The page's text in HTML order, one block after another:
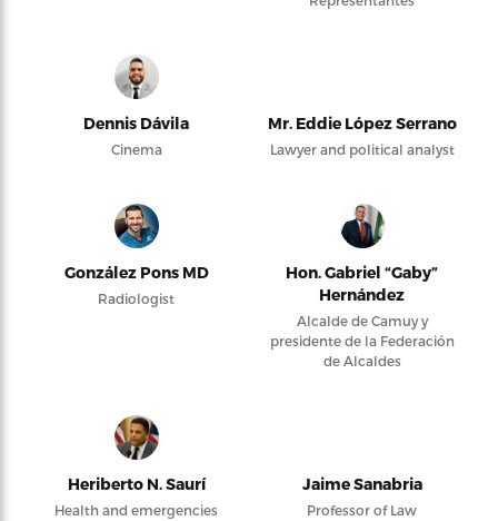
Dennis Dávila
Cinema
Mr. Eddie López Serrano
Lawyer and political analyst
González Pons MD
Radiologist
Hon. Gabriel “Gaby”
Hernández
Alcalde de Camuy y
presidente de la Federación
de Alcaldes
Heriberto N. Saurí
Health and emergencies
Jaime Sanabria
Professor of Law